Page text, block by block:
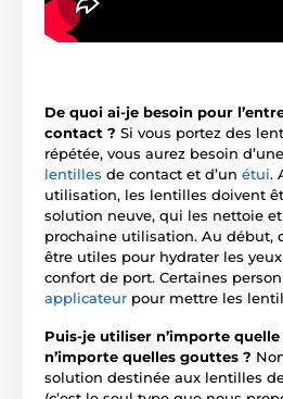
De quoi ai-je besoin pour
contact ? Si vous portez des
répétée, vous aurez besoin d’une
lentilles de contact et d’un étui.
utilisation, les lentilles doivent
solution neuve, qui les nettoie
prochaine utilisation. Au début,
être utiles pour hydrater les
confort de port. Certaines
applicateur pour mettre les
Puis-je utiliser n’importe
n’importe quelles gouttes ?
solution destinée aux lentilles